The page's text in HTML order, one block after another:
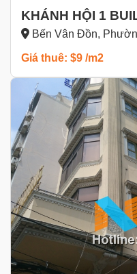
KHÁNH HỘI 1
Bến Vân Đồn,
Giá thuê: $9 /m2